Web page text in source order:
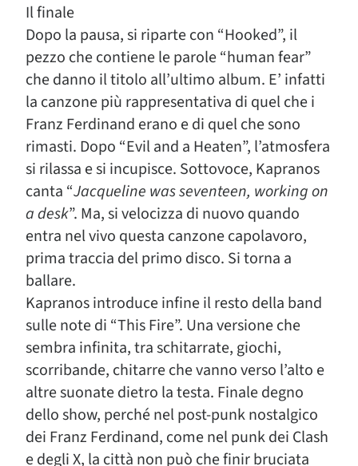
Il finale
Dopo la pausa, si riparte con “Hooked”, il
pezzo che contiene le parole “human fear”
che danno il titolo all’ultimo album. E’ infatti
la canzone più rappresentativa di quel che i
Franz Ferdinand erano e di quel che sono
rimasti. Dopo “Evil and a Heaten”, l’atmosfera
si rilassa e si incupisce. Sottovoce, Kapranos
canta “Jacqueline was seventeen, working on
a desk”. Ma, si velocizza di nuovo quando
entra nel vivo questa canzone capolavoro,
prima traccia del primo disco. Si torna a
ballare.
Kapranos introduce infine il resto della band
sulle note di “This Fire”. Una versione che
sembra infinita, tra schitarrate, giochi,
scorribande, chitarre che vanno verso l’alto e
altre suonate dietro la testa. Finale degno
dello show, perché nel post-punk nostalgico
dei Franz Ferdinand, come nel punk dei Clash
e degli X, la città non può che finir bruciata